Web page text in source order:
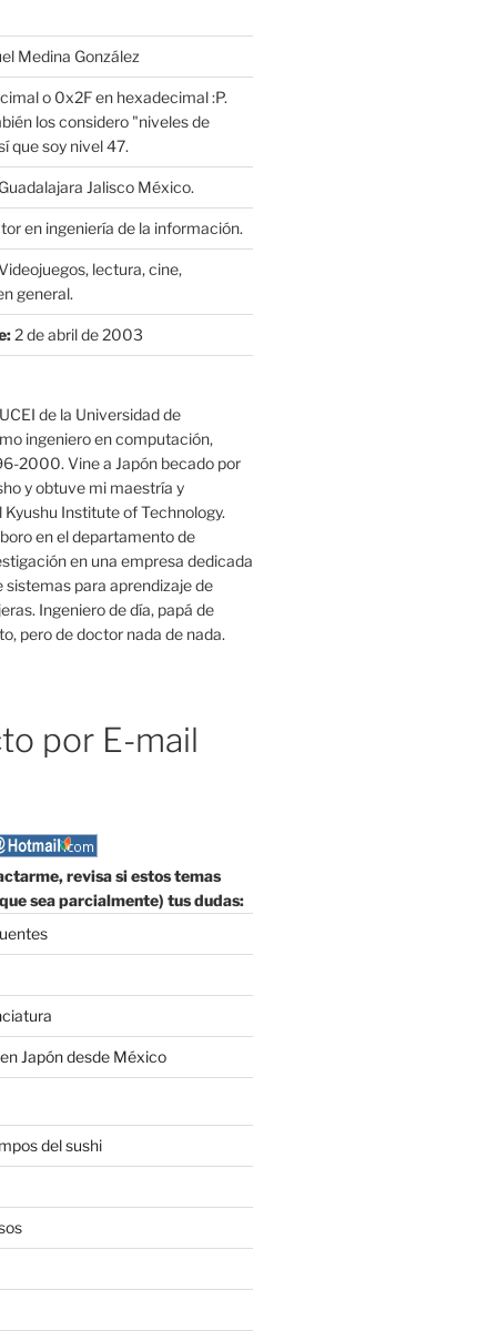
Medina González
o 0x2F en hexadecimal :P.
los considero "niveles de
que soy nivel 47.
Jalisco México.
en ingeniería de la información.
lectura, cine,
general.
2 de abril de 2003
de la Universidad de
ingeniero en computación,
2000. Vine a Japón becado por
y obtuve mi maestría y
Institute of Technology.
en el departamento de
en una empresa dedicada
sistemas para aprendizaje de
Ingeniero de día, papá de
pero de doctor nada de nada.
por E-mail
revisa si estos temas
sea parcialmente) tus dudas:
Japón desde México
del sushi